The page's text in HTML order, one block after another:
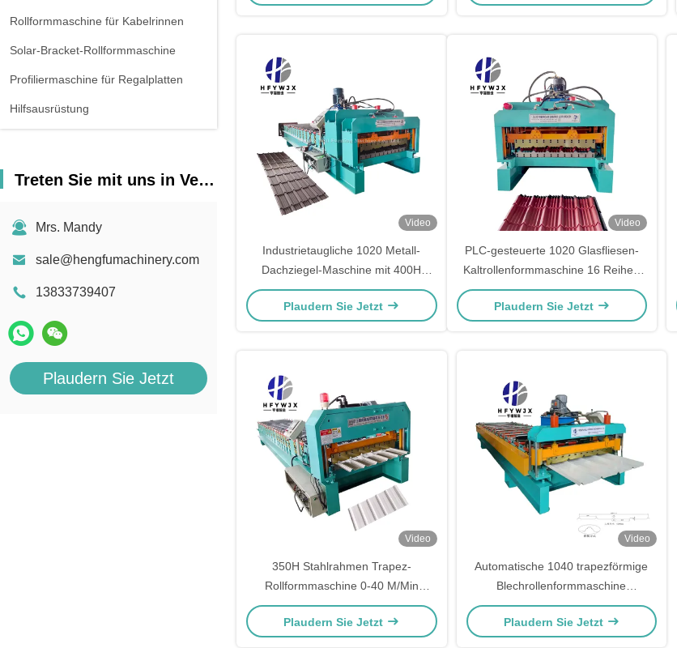
Rollformmaschine für Kabelrinnen
Solar-Bracket-Rollformmaschine
Profiliermaschine für Regalplatten
Hilfsausrüstung
Treten Sie mit uns in Verbindung
Mrs. Mandy
sale@hengfumachinery.com
13833739407
Plaudern Sie Jetzt
Video
Industrietaugliche 1020 Metall-
Dachziegel-Maschine mit 400H
Stahlrahmen
Plaudern Sie Jetzt
Video
PLC-gesteuerte 1020 Glasfliesen-
Kaltrollenformmaschine 16 Reihen
Getriebe Antriebssystem
Plaudern Sie Jetzt
Video
350H Stahlrahmen Trapez-
Rollformmaschine 0-40 M/Min
Geschwindigkeit 18 Stationen
Plaudern Sie Jetzt
Video
Automatische 1040 trapezförmige
Blechrollenformmaschine
Hochgeschwindigkeit 10-15M/Min
Plaudern Sie Jetzt